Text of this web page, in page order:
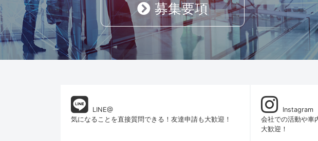
募集要項
LINE@
気になることを直接質問できる！友達申請も大歓迎！
Instagram
会社での活動や車
大歓迎！